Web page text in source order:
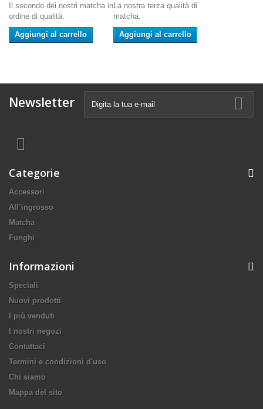
Il secondo dei nostri matcha in
ordine di qualità.
Aggiungi al carrello
La nostra terza qualità di
matcha.
Aggiungi al carrello
Newsletter
Categorie
Accessori
All’ingrosso
Matcha
Funghi
Informazioni
Speciali
Nuovi prodotti
I più venduti
I nostri negozi
Contattaci
Termini e condizioni d'uso
Chi siamo
Mappa del sito